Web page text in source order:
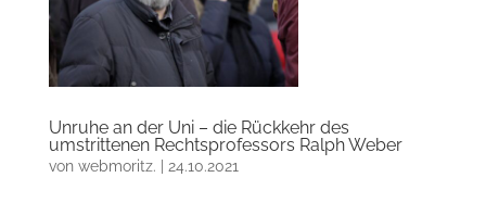
Unruhe an der Uni – die Rückkehr des
umstrittenen Rechtsprofessors Ralph Weber
von webmoritz. 24.10.2021